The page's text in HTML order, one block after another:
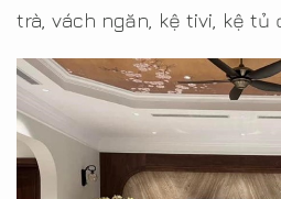
trà, vách ngăn, kệ tivi, kệ tủ